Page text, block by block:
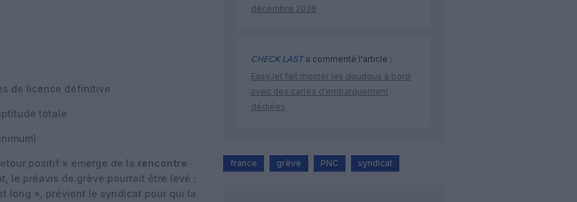
de licence définitive
totale
positif » émerge de la rencontre
le préavis de grève pourrait être levé ;
long », prévient le syndicat pour qui la
décembre 2026
CHECK LASTa commenté l'article :
EasyJet fait monter les doudous à bord
avec des cartes d’embarquement
dédiées
france grève PNC syndicat